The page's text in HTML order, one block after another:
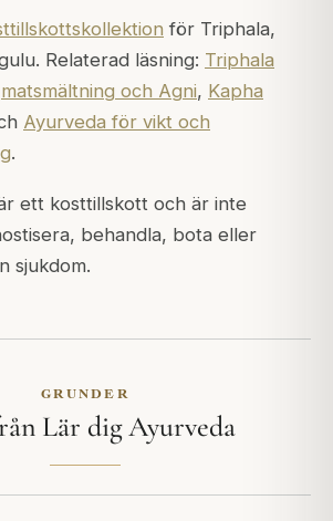
för Triphala,
Relaterad läsning: Triphala
matsmältning och Agni, Kapha
Ayurveda för vikt och
.
ett kosttillskott och är inte
behandla, bota eller
sjukdom.
GRUNDER
Lär dig Ayurveda